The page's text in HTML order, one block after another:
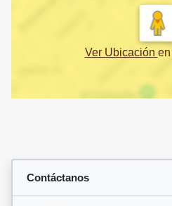
Ver Ubicación en
Contáctanos